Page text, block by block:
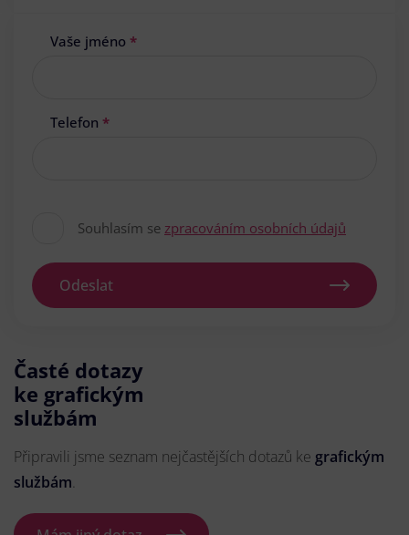
Vaše jméno *
Telefon *
Souhlasím se zpracováním osobních údajů
Odeslat
Časté dotazy
ke grafickým
službám
Připravili jsme seznam nejčastějších dotazů ke grafickým
službám.